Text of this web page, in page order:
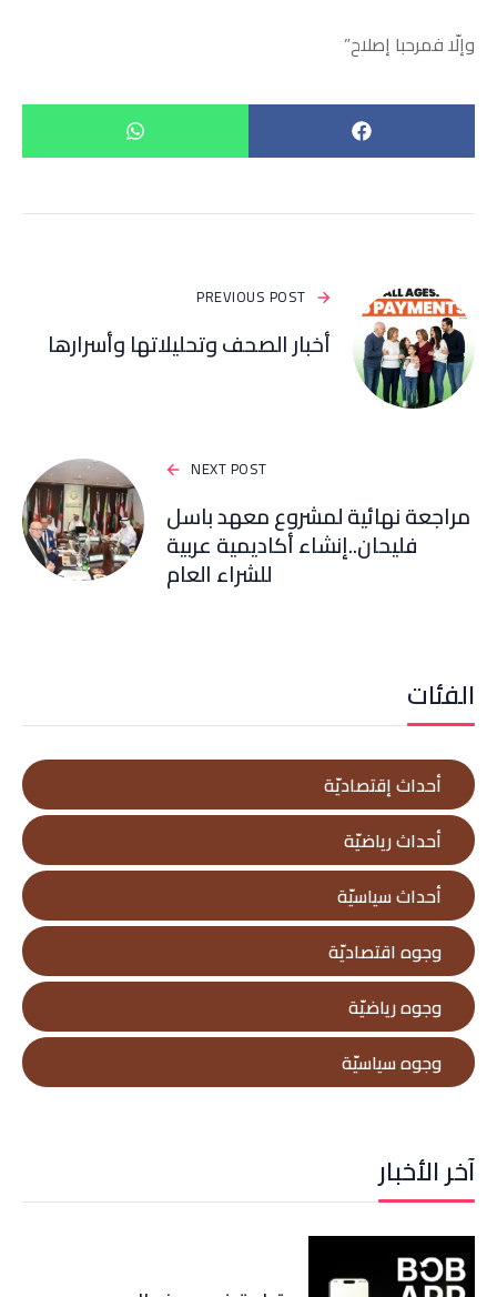
وإلّا فمرحبا إصلاح”
PREVIOUS POST
أخبار الصحف وتحليلاتها وأسرارها
NEXT POST
مراجعة نهائية لمشروع معهد باسل
فليحان..إنشاء أكاديمية عربية
للشراء العام
الفئات
أحداث إقتصاديّة
أحداث رياضيّة
أحداث سياسيّة
وجوه اقتصاديّة
وجوه رياضيّة
وجوه سياسيّة
آخر الأخبار